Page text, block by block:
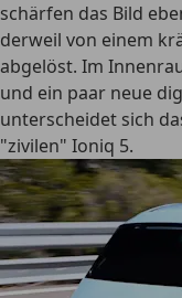
schärfen das Bild
derweil von einem
abgelöst. Im
und ein paar neue
unterscheidet sich
"zivilen" Ioniq 5.